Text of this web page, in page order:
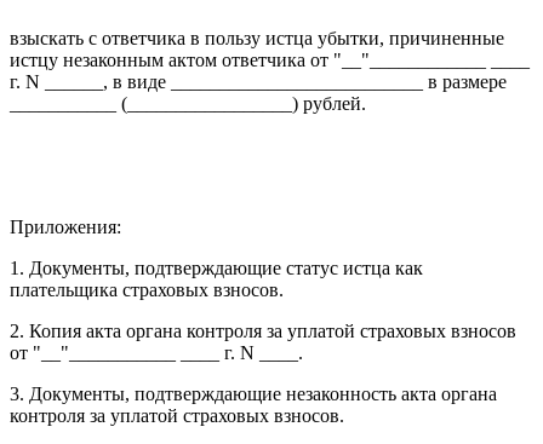
взыскать с ответчика в пользу истца убытки, причиненные
истцу незаконным актом ответчика от "__"____________ ____
г. N ______, в виде __________________________ в размере
___________ (_________________) рублей.
Приложения:
1. Документы, подтверждающие статус истца как
плательщика страховых взносов.
2. Копия акта органа контроля за уплатой страховых взносов
от "__"___________ ____ г. N ____.
3. Документы, подтверждающие незаконность акта органа
контроля за уплатой страховых взносов.